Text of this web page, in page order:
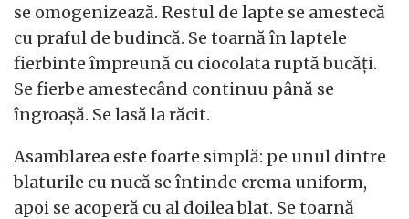
se omogenizează. Restul de lapte se amestecă
cu praful de budincă. Se toarnă în laptele
fierbinte împreună cu ciocolata ruptă bucăți.
Se fierbe amestecând continuu până se
îngroașă. Se lasă la răcit.
Asamblarea este foarte simplă: pe unul dintre
blaturile cu nucă se întinde crema uniform,
apoi se acoperă cu al doilea blat. Se toarnă